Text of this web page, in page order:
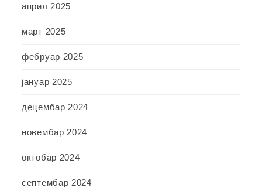
април 2025
март 2025
фебруар 2025
јануар 2025
децембар 2024
новембар 2024
октобар 2024
септембар 2024